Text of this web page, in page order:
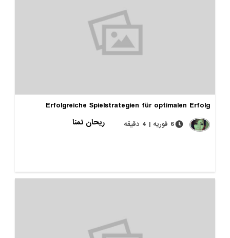
Erfolgreiche Spielstrategien für optimalen Erfolg
ریحان تمنا
6 فوریه | 4 دقیقه